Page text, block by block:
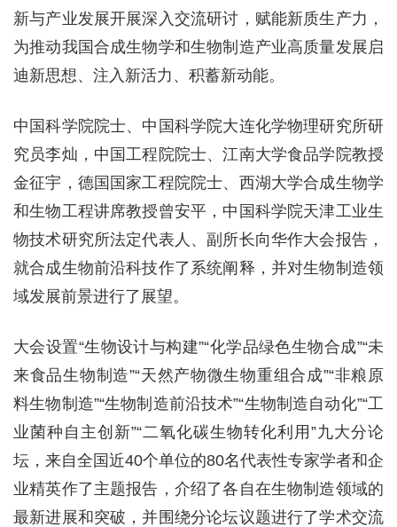
新与产业发展开展深入交流研讨，赋能新质生产力，
为推动我国合成生物学和生物制造产业高质量发展启
迪新思想、注入新活力、积蓄新动能。
中国科学院院士、中国科学院大连化学物理研究所研
究员李灿，中国工程院院士、江南大学食品学院教授
金征宇，德国国家工程院院士、西湖大学合成生物学
和生物工程讲席教授曾安平，中国科学院天津工业生
物技术研究所法定代表人、副所长向华作大会报告，
就合成生物前沿科技作了系统阐释，并对生物制造领
域发展前景进行了展望。
大会设置“生物设计与构建”“化学品绿色生物合成”“未
来食品生物制造”“天然产物微生物重组合成”“非粮原
料生物制造”“生物制造前沿技术”“生物制造自动化”“工
业菌种自主创新”“二氧化碳生物转化利用”九大分论
坛，来自全国近40个单位的80名代表性专家学者和企
业精英作了主题报告，介绍了各自在生物制造领域的
最新进展和突破，并围绕分论坛议题进行了学术交流